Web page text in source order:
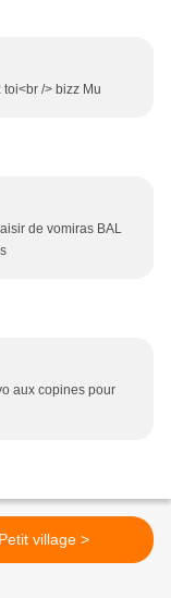
/> bizz Mu
de vomiras BAL
aux copines pour
Petit village >